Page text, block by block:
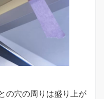
の穴の周りは盛り上が